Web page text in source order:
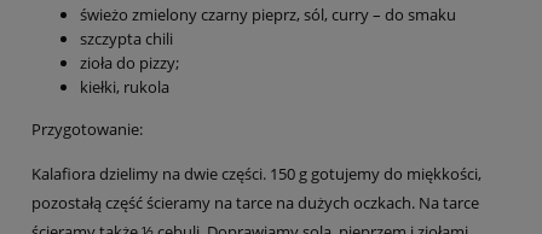
świeżo zmielony czarny pieprz, sól, curry – do smaku
szczypta chili
zioła do pizzy;
kiełki, rukola
Przygotowanie:
Kalafiora dzielimy na dwie części. 150 g gotujemy do miękkości,
pozostałą część ścieramy na tarce na dużych oczkach. Na tarce